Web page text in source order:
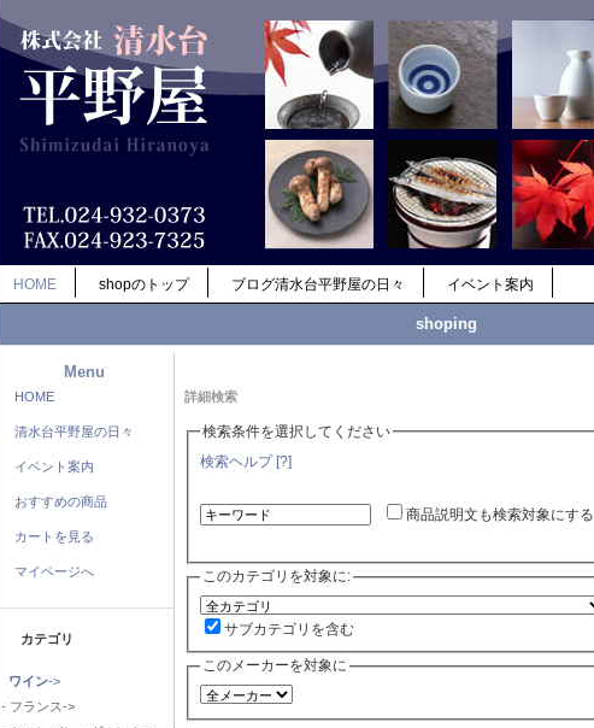
HOME shopのトップ ブログ清水台平野屋の日々 イベント案内
shoping
Menu
HOME
清水台平野屋の日々
イベント案内
おすすめの商品
カートを見る
マイページへ
カテゴリ
ワイン->
- フランス->
詳細検索
検索条件を選択してください
検索ヘルプ [?]
商品説明文も検索対象にする
このカテゴリを対象に:
サブカテゴリを含む
このメーカーを対象に